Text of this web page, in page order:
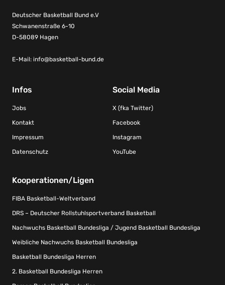
Deutscher Basketball Bund e.V
Schwanenstraße 6-10
D-58089 Hagen
E-Mail: info@basketball-bund.de
Infos
Jobs
Kontakt
Impressum
Datenschutz
Social Media
X (fka Twitter)
Facebook
Instagram
YouTube
Kooperationen/Ligen
FIBA Basketball-Weltverband
DRS – Deutscher Rollstuhlsportverband Basketball
Nachwuchs Basketball Bundesliga / Jugend Basketball Bundesliga
Weibliche Nachwuchs Basketball Bundesliga
Basketball Bundesliga Herren
2. Basketball Bundesliga Herren